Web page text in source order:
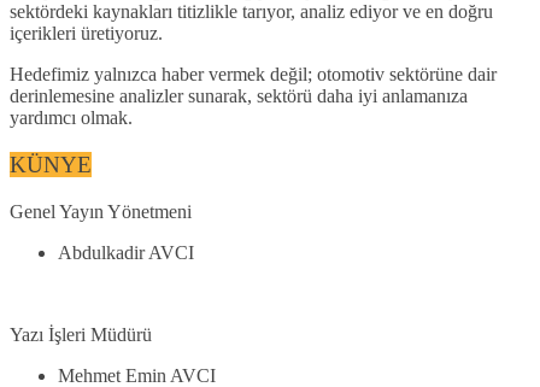
sektördeki kaynakları titizlikle tarıyor, analiz ediyor ve en doğru
içerikleri üretiyoruz.
Hedefimiz yalnızca haber vermek değil; otomotiv sektörüne dair
derinlemesine analizler sunarak, sektörü daha iyi anlamanıza
yardımcı olmak.
KÜNYE
Genel Yayın Yönetmeni
Abdulkadir AVCI
Yazı İşleri Müdürü
Mehmet Emin AVCI